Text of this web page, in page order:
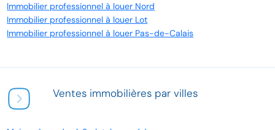
Immobilier professionnel à louer Nord
Immobilier professionnel à louer Lot
Immobilier professionnel à louer Pas-de-Calais
Ventes immobilières par villes